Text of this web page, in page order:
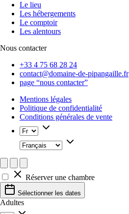
Le lieu
Les hébergements
Le comptoir
Les alentours
Nous contacter
+33 4 75 68 28 24
contact@domaine-de-pipangaille.fr
page “nous contacter”
Mentions légales
Politique de confidentialité
Conditions générales de vente
Réserver une chambre
Sélectionner les dates
Adultes